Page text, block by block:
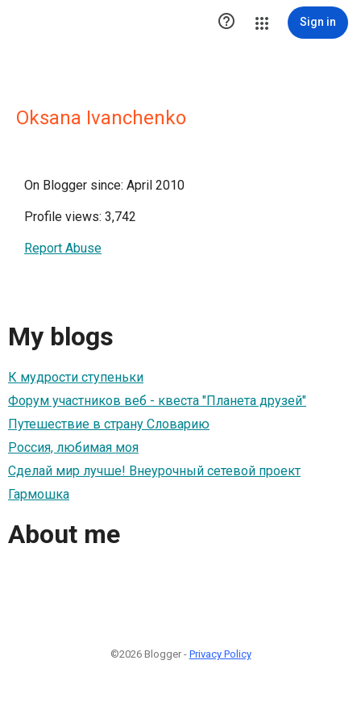
 Sign in
Oksana Ivanchenko
On Blogger since: April 2010
Profile views: 3,742
Report Abuse
My blogs
К мудрости ступеньки
Форум участников веб - квеста "Планета друзей"
Путешествие в страну Словарию
Россия, любимая моя
Сделай мир лучше! Внеурочный сетевой проект
Гармошка
About me
©2026 Blogger - Privacy Policy